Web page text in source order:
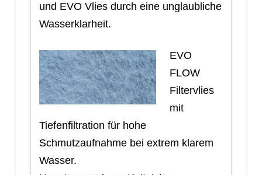
und EVO Vlies durch eine unglaubliche
Wasserklarheit.
EVO
FLOW
Filtervlies
mit
Tiefenfiltration für hohe
Schmutzaufnahme bei extrem klarem
Wasser.